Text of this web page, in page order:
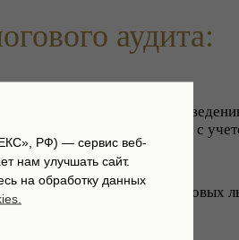
РФ) — сервис веб-
нам улучшать сайт.
на обработку данных
аудита:
аудиторов по
законодательства, с
налоговой схемы;
возможных налоговых
календарей;